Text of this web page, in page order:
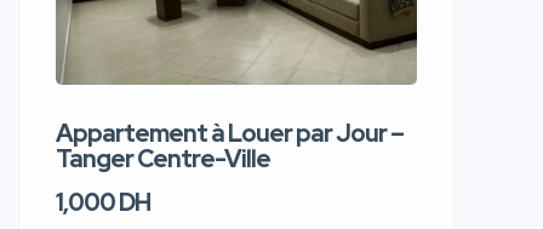
Appartement à Louer par Jour –
Tanger Centre-Ville
1,000 DH